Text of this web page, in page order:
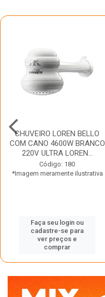
CHUVEIRO LOREN BELLO
COM CANO 4600W BRANCO
220V ULTRA LOREN...
Código: 180
*Imagem meramente ilustrativa
Faça seu login ou
cadastre-se para
ver preços e
comprar